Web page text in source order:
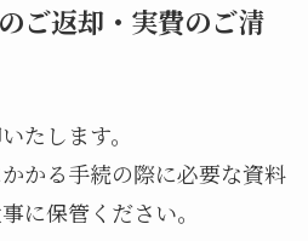
ご返却・実費のご清
たします。
かる手続の際に必要な資料
に保管ください。